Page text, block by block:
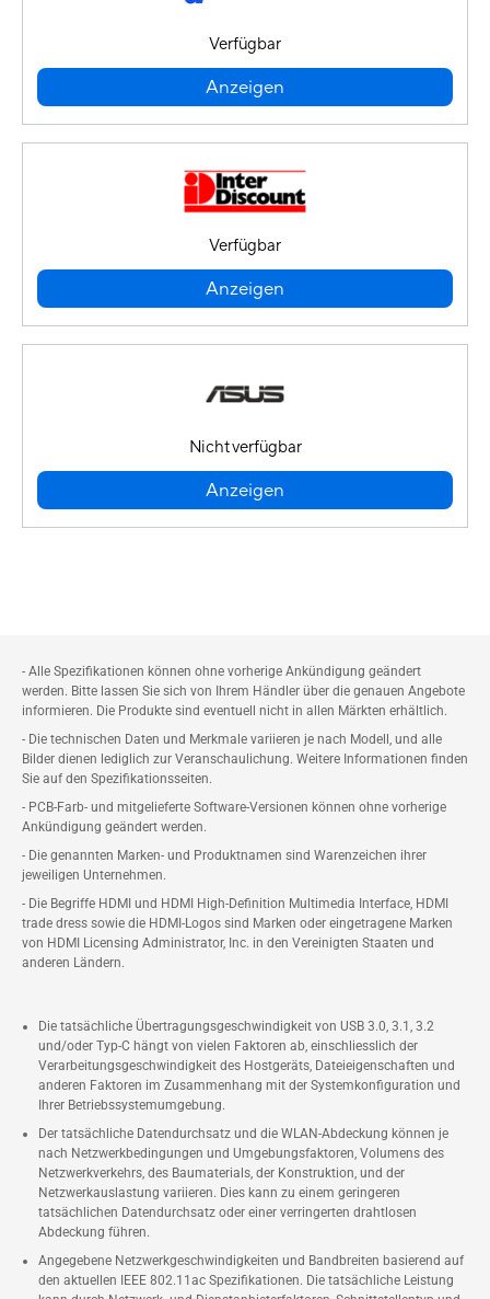
Verfügbar
Anzeigen
Verfügbar
Anzeigen
Nicht verfügbar
Anzeigen
- Alle Spezifikationen können ohne vorherige Ankündigung geändert
werden. Bitte lassen Sie sich von Ihrem Händler über die genauen Angebote
informieren. Die Produkte sind eventuell nicht in allen Märkten erhältlich.
- Die technischen Daten und Merkmale variieren je nach Modell, und alle
Bilder dienen lediglich zur Veranschaulichung. Weitere Informationen finden
Sie auf den Spezifikationsseiten.
- PCB-Farb- und mitgelieferte Software-Versionen können ohne vorherige
Ankündigung geändert werden.
- Die genannten Marken- und Produktnamen sind Warenzeichen ihrer
jeweiligen Unternehmen.
- Die Begriffe HDMI und HDMI High-Definition Multimedia Interface, HDMI
trade dress sowie die HDMI-Logos sind Marken oder eingetragene Marken
von HDMI Licensing Administrator, Inc. in den Vereinigten Staaten und
anderen Ländern.
Die tatsächliche Übertragungsgeschwindigkeit von USB 3.0, 3.1, 3.2
und/oder Typ-C hängt von vielen Faktoren ab, einschliesslich der
Verarbeitungsgeschwindigkeit des Hostgeräts, Dateieigenschaften und
anderen Faktoren im Zusammenhang mit der Systemkonfiguration und
Ihrer Betriebssystemumgebung.
Der tatsächliche Datendurchsatz und die WLAN-Abdeckung können je
nach Netzwerkbedingungen und Umgebungsfaktoren, Volumens des
Netzwerkverkehrs, des Baumaterials, der Konstruktion, und der
Netzwerkauslastung variieren. Dies kann zu einem geringeren
tatsächlichen Datendurchsatz oder einer verringerten drahtlosen
Abdeckung führen.
Angegebene Netzwerkgeschwindigkeiten und Bandbreiten basierend auf
den aktuellen IEEE 802.11ac Spezifikationen. Die tatsächliche Leistung